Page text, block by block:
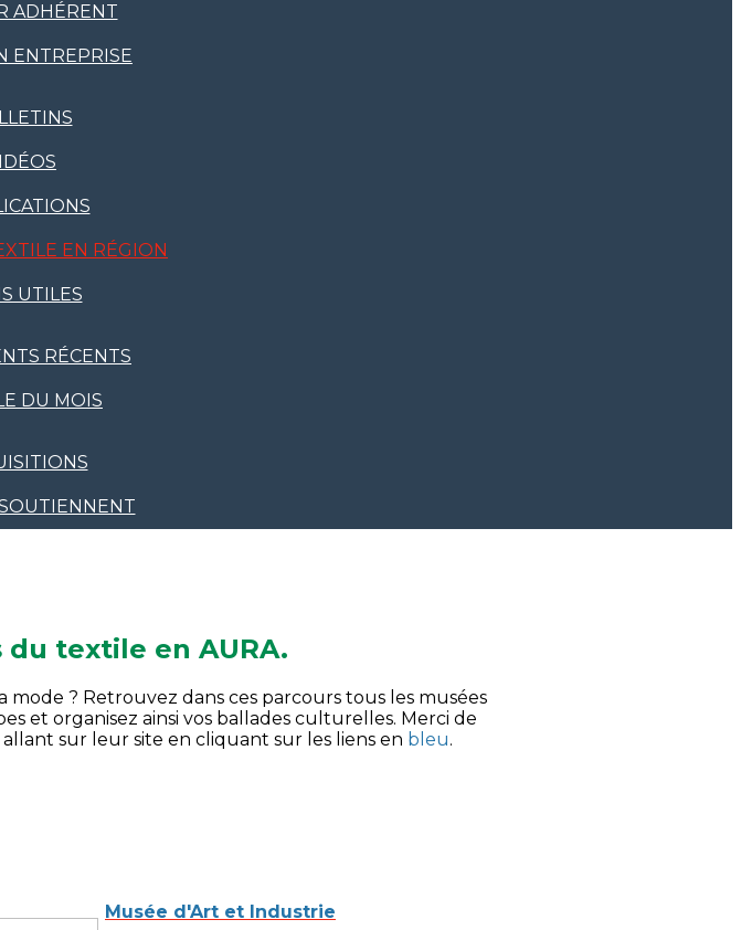
ADHÉRENT
ENTREPRISE
EN RÉGION
UTILES
RÉCENTS
DU MOIS
du textile en AURA.
mode ? Retrouvez dans ces parcours tous les musées
et organisez ainsi vos ballades culturelles. Merci de
sur leur site en cliquant sur les liens en bleu.
Musée d'Art et Industrie